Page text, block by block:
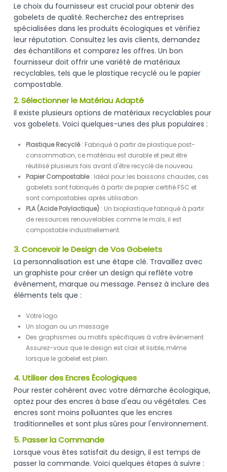
Le choix du fournisseur est crucial pour obtenir des
gobelets de qualité. Recherchez des entreprises
spécialisées dans les produits écologiques et vérifiez
leur réputation. Consultez les avis clients, demandez
des échantillons et comparez les offres. Un bon
fournisseur doit offrir une variété de matériaux
recyclables, tels que le plastique recyclé ou le papier
compostable.
2. Sélectionner le Matériau Adapté
Il existe plusieurs options de matériaux recyclables pour
vos gobelets. Voici quelques-unes des plus populaires :
Plastique Recyclé: Fabriqué à partir de plastique post-
consommation, ce matériau est durable et peut être
réutilisé plusieurs fois avant d'être recyclé de nouveau.
Papier Compostable: Idéal pour les boissons chaudes, ces
gobelets sont fabriqués à partir de papier certifié FSC et
sont compostables après utilisation.
PLA (Acide Polylactique) : Un bioplastique fabriqué à partir
de ressources renouvelables comme le maïs, il est
compostable industriellement.
3. Concevoir le Design de Vos Gobelets
La personnalisation est une étape clé. Travaillez avec
un graphiste pour créer un design qui reflète votre
événement, marque ou message. Pensez à inclure des
éléments tels que :
Votre logo
Un slogan ou un message
Des graphismes ou motifs spécifiques à votre événement
Assurez-vous que le design est clair et lisible, même
lorsque le gobelet est plein.
4. Utiliser des Encres Écologiques
Pour rester cohérent avec votre démarche écologique,
optez pour des encres à base d'eau ou végétales. Ces
encres sont moins polluantes que les encres
traditionnelles et sont plus sûres pour l'environnement.
5. Passer la Commande
Lorsque vous êtes satisfait du design, il est temps de
passer la commande. Voici quelques étapes à suivre :